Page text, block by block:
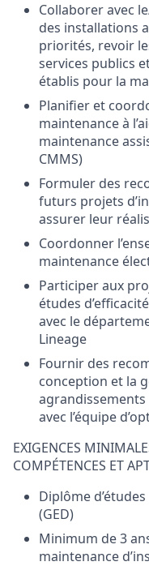
Collaborer avec
des installations
priorités, revoir
services publics
établis pour la
Planifier et
maintenance à
maintenance
CMMS)
Formuler des
futurs projets
assurer leur
Coordonner
maintenance
Participer aux
études
avec le
Lineage
Fournir des
conception et la
avec l’équipe
EXIGENCES
COMPÉTENCES ET
Diplôme
(GED)
Minimum de 3
maintenance